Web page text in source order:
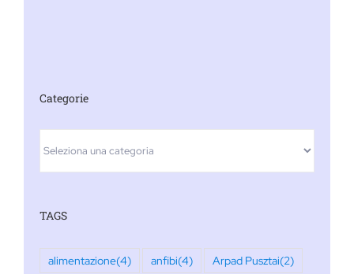
Categorie
Categorie
TAGS
alimentazione(4) anfibi(4) Arpad Pusztai(2)